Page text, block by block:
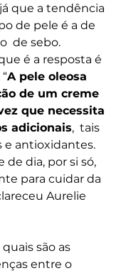
já que a tendência
de pele é a de
de sebo.
é a resposta é
A pele oleosa
de um creme
que necessita
adicionais,  tais
e antioxidantes.
de dia, por si só,
para cuidar da
Aurelie
são as
entre o